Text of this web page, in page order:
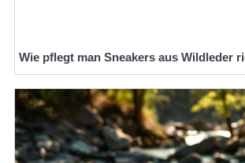
Wie pflegt man Sneakers aus Wildleder